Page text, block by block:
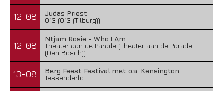
12-08
Judas Priest
013 (013 (Tilburg))
12-08
Ntjam Rosie - Who I Am
Theater aan de Parade (Theater aan de Parade
(Den Bosch))
13-08
Berg Feest Festival met o.a. Kensington
Tessenderlo